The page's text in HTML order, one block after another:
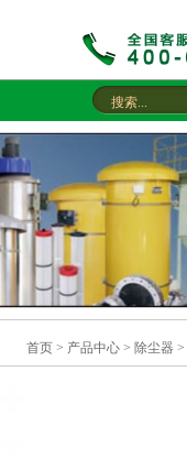
首页 > 产品中心 > 除尘器 >